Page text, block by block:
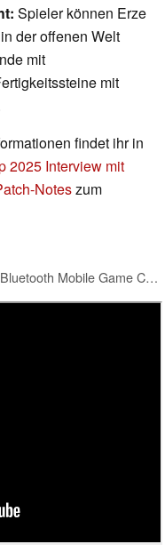
Spieler können Erze
der offenen Welt
mit
mit
findet ihr in
2025 Interview mit
Noteszum
GameSir G8 Plus Bluetooth Mobile Game Controller für Switch & iOS & Android & Tablets, Wireless Gamepad mit Hall-Effekt Joysticks/Hall Trigger, Spiele Minecraft, Genshin Impact, Call of Duty Mobile